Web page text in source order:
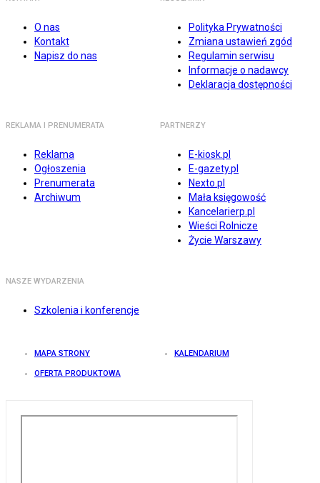
O nas
Kontakt
Napisz do nas
Polityka Prywatności
Zmiana ustawień zgód
Regulamin serwisu
Informacje o nadawcy
Deklaracja dostępności
REKLAMA I PRENUMERATA
Reklama
Ogłoszenia
Prenumerata
Archiwum
PARTNERZY
E-kiosk.pl
E-gazety.pl
Nexto.pl
Mała księgowość
Kancelarierp.pl
Wieści Rolnicze
Życie Warszawy
NASZE WYDARZENIA
Szkolenia i konferencje
MAPA STRONY KALENDARIUM
OFERTA PRODUKTOWA